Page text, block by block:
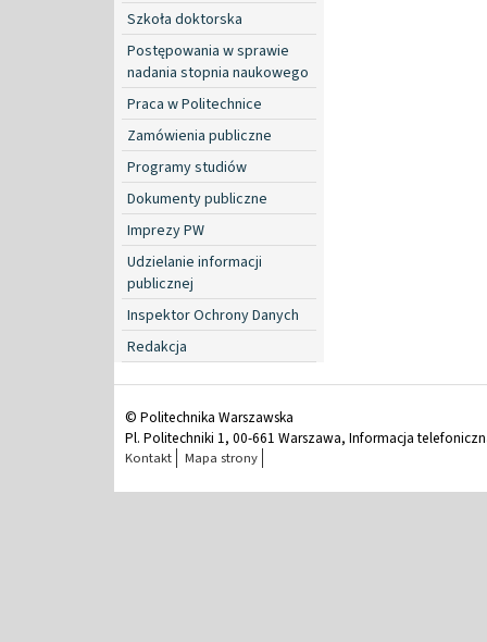
Szkoła doktorska
Postępowania w sprawie
nadania stopnia naukowego
Praca w Politechnice
Zamówienia publiczne
Programy studiów
Dokumenty publiczne
Imprezy PW
Udzielanie informacji
publicznej
Inspektor Ochrony Danych
Redakcja
© Politechnika Warszawska
Pl. Politechniki 1, 00-661 Warszawa, Informacja
Kontakt Mapa strony